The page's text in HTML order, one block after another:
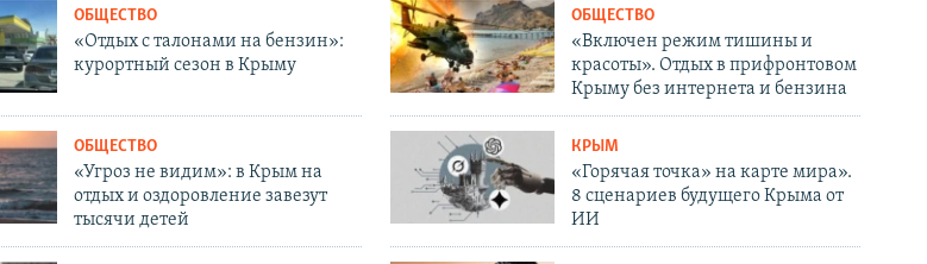
ОБЩЕСТВО
«Отдых с талонами на бензин»:
курортный сезон в Крыму
ОБЩЕСТВО
«Включен режим тишины и
красоты». Отдых в прифронтовом
Крыму без интернета и бензина
ОБЩЕСТВО
«Угроз не видим»: в Крым на
отдых и оздоровление завезут
тысячи детей
КРЫМ
«Горячая точка» на карте мира».
8 сценариев будущего Крыма от
ИИ